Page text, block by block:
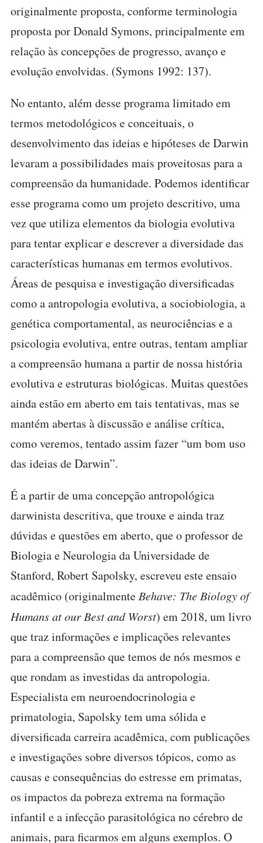
originalmente proposta, conforme terminologia
proposta por Donald Symons, principalmente em
relação às concepções de progresso, avanço e
evolução envolvidas. (Symons 1992: 137).
No entanto, além desse programa limitado em
termos metodológicos e conceituais, o
desenvolvimento das ideias e hipóteses de Darwin
levaram a possibilidades mais proveitosas para a
compreensão da humanidade. Podemos identificar
esse programa como um projeto descritivo, uma
vez que utiliza elementos da biologia evolutiva
para tentar explicar e descrever a diversidade das
características humanas em termos evolutivos.
Áreas de pesquisa e investigação diversificadas
como a antropologia evolutiva, a sociobiologia, a
genética comportamental, as neurociências e a
psicologia evolutiva, entre outras, tentam ampliar
a compreensão humana a partir de nossa história
evolutiva e estruturas biológicas. Muitas questões
ainda estão em aberto em tais tentativas, mas se
mantém abertas à discussão e análise crítica,
como veremos, tentado assim fazer “um bom uso
das ideias de Darwin”.
É a partir de uma concepção antropológica
darwinista descritiva, que trouxe e ainda traz
dúvidas e questões em aberto, que o professor de
Biologia e Neurologia da Universidade de
Stanford, Robert Sapolsky, escreveu este ensaio
acadêmico (originalmente Behave: The Biology of
Humans at our Best and Worst) em 2018, um livro
que traz informações e implicações relevantes
para a compreensão que temos de nós mesmos e
que rondam as investidas da antropologia.
Especialista em neuroendocrinologia e
primatologia, Sapolsky tem uma sólida e
diversificada carreira acadêmica, com publicações
e investigações sobre diversos tópicos, como as
causas e consequências do estresse em primatas,
os impactos da pobreza extrema na formação
infantil e a infecção parasitológica no cérebro de
animais, para ficarmos em alguns exemplos. O